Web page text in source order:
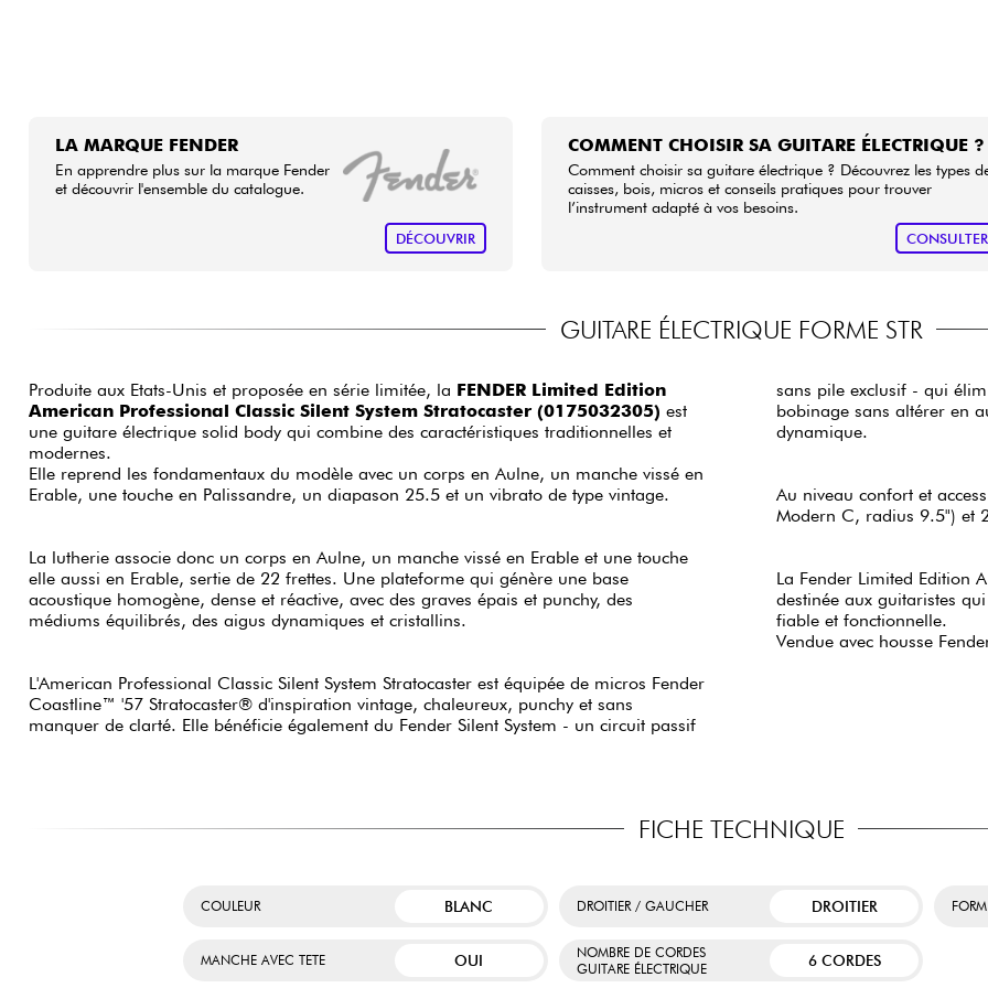
LA MARQUE FENDER
En apprendre plus sur la marque Fender
et découvrir l'ensemble du catalogue.
DÉCOUVRIR
COMMENT CHOISIR SA GUITARE ÉLECTRIQUE ?
Comment choisir sa guitare électrique ? Découvrez les types
caisses, bois, micros et conseils pratiques pour trouver
l’instrument adapté à vos besoins.
CONSULTER
GUITARE ÉLECTRIQUE FORME STR
Produite aux Etats-Unis et proposée en série limitée, la FENDER Limited Edition
American Professional Classic Silent System Stratocaster (0175032305) est
une guitare électrique solid body qui combine des caractéristiques traditionnelles et
modernes.
Elle reprend les fondamentaux du modèle avec un corps en Aulne, un manche vissé en
Erable, une touche en Palissandre, un diapason 25.5 et un vibrato de type vintage.
La lutherie associe donc un corps en Aulne, un manche vissé en Erable et une touche
elle aussi en Erable, sertie de 22 frettes. Une plateforme qui génère une base
acoustique homogène, dense et réactive, avec des graves épais et punchy, des
médiums équilibrés, des aigus dynamiques et cristallins.
L'American Professional Classic Silent System Stratocaster est équipée de micros Fender
Coastline™ '57 Stratocaster® d'inspiration vintage, chaleureux, punchy et sans
manquer de clarté. Elle bénéficie également du Fender Silent System - un circuit passif
sans pile exclusif - qui
bobinage sans altérer en
dynamique.
Au niveau confort et
Modern C, radius 9.5") et
La Fender Limited Edition
destinée aux guitaristes
fiable et fonctionnelle.
Vendue avec housse
FICHE TECHNIQUE
COULEUR BLANC DROITIER / GAUCHER DROITIER
MANCHE AVEC TETE OUI
NOMBRE DE CORDES
GUITARE ÉLECTRIQUE
6 CORDES